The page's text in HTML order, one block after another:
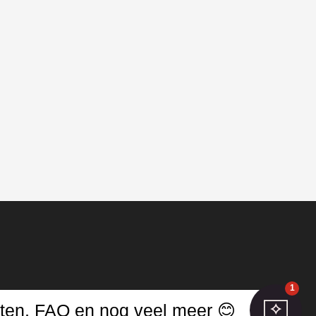
1
FAQ en nog veel meer 😊